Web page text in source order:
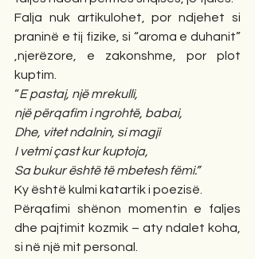
Falja nuk artikulohet, por ndjehet si
praninë e tij fizike, si “aroma e duhanit”
,njerëzore, e zakonshme, por plot
kuptim.
“E pastaj, një mrekulli,
një përqafim i ngrohtë, babai,
Dhe, vitet ndalnin, si magji
I vetmi çast kur kuptoja,
Sa bukur është të mbetesh fëmi.”
Ky është kulmi katartik i poezisë.
Përqafimi shënon momentin e faljes
dhe pajtimit kozmik – aty ndalet koha,
si në një mit personal.